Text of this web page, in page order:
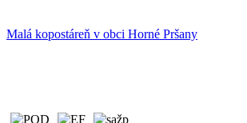
Malá kopostáreň v obci Horné Pršany